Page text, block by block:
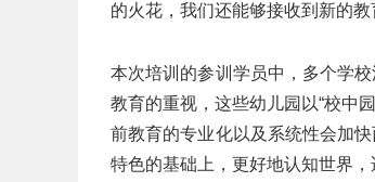
的火花，我们还能够接收到新的
本次培训的参训学员中，多个学
教育的重视，这些幼儿园以“校中
前教育的专业化以及系统性会加
特色的基础上，更好地认知世界，